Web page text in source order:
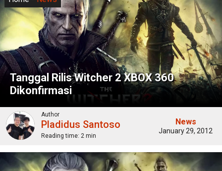
Tanggal Rilis Witcher 2 XBOX 360
Dikonfirmasi
Author
Pladidus Santoso
Reading time: 2 min
News
January 29, 2012